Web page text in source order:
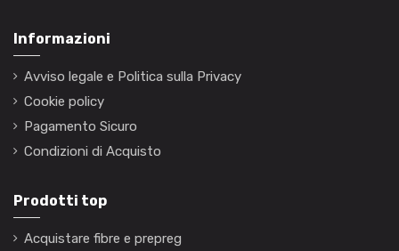
Informazioni
Avviso legale e Politica sulla Privacy
Cookie policy
Pagamento Sicuro
Condizioni di Acquisto
Prodotti top
Acquistare fibre e prepreg